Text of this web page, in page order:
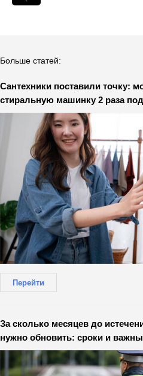
Больше статей:
Сантехники поставили точку:
стиральную машинку 2 раза
Перейти
За сколько месяцев до
нужно обновить: сроки и